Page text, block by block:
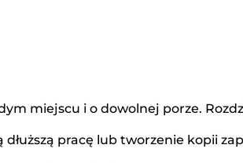
miejscu i o dowolnej porze.
pracę lub tworzenie kopii